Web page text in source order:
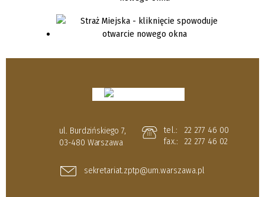
ul. Burdzińskiego 7,
03-480 Warszawa
tel.:
22 277 46 00
fax.:
22 277 46 02
sekretariat.zptp@um.warszawa.pl